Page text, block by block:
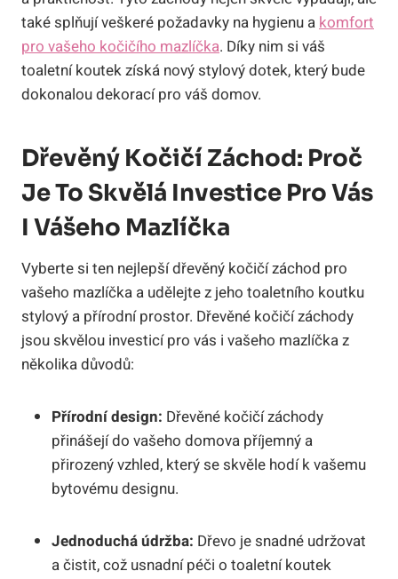
také splňují veškeré požadavky na hygienu a komfort
pro vašeho kočičího mazlíčka. Díky nim si váš
toaletní koutek získá nový stylový dotek, který bude
dokonalou dekorací pro váš domov.
Dřevěný Kočičí Záchod: Proč
Je To Skvělá Investice Pro Vás
I Vášeho Mazlíčka
Vyberte si ten nejlepší dřevěný kočičí záchod pro
vašeho mazlíčka a udělejte z jeho toaletního koutku
stylový a přírodní prostor. Dřevěné kočičí záchody
jsou skvělou investicí pro vás i vašeho mazlíčka z
několika důvodů:
Přírodní design: Dřevěné kočičí záchody
přinášejí do vašeho domova příjemný a
přirozený vzhled, který se skvěle hodí k vašemu
bytovému designu.
Jednoduchá údržba: Dřevo je snadné udržovat
a čistit, což usnadní péči o toaletní koutek